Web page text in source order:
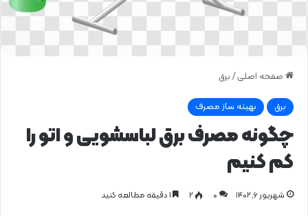
صفحه اصلی / برق
برق بهینه ساز مصرف
چگونه مصرف برق لباسشویی و اتو را
کم کنیم
شهریور ۶, ۱۴۰۲ 0 ۲